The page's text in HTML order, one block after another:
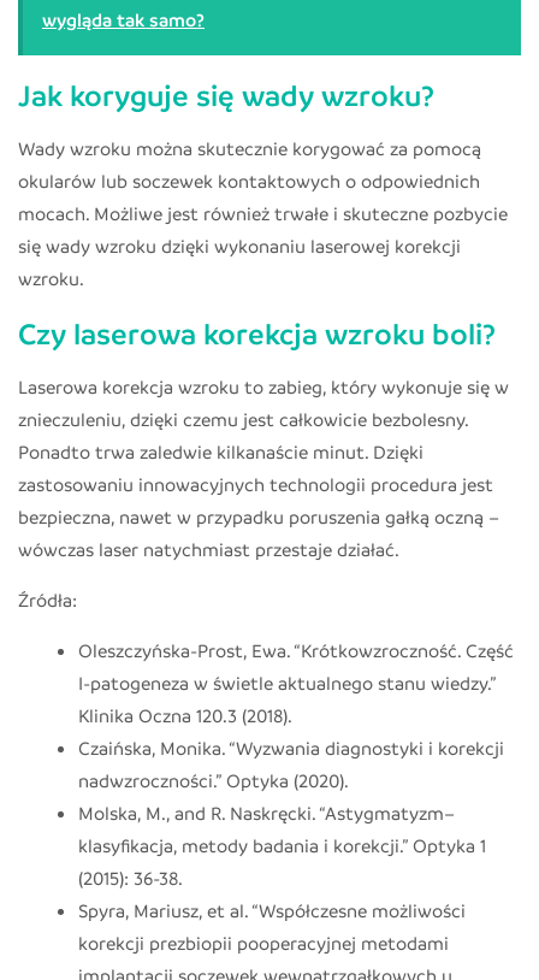
wygląda tak samo?
Jak koryguje się wady wzroku?
Wady wzroku można skutecznie korygować za pomocą
okularów lub soczewek kontaktowych o odpowiednich
mocach. Możliwe jest również trwałe i skuteczne pozbycie
się wady wzroku dzięki wykonaniu laserowej korekcji
wzroku.
Czy laserowa korekcja wzroku boli?
Laserowa korekcja wzroku to zabieg, który wykonuje się w
znieczuleniu, dzięki czemu jest całkowicie bezbolesny.
Ponadto trwa zaledwie kilkanaście minut. Dzięki
zastosowaniu innowacyjnych technologii procedura jest
bezpieczna, nawet w przypadku poruszenia gałką oczną –
wówczas laser natychmiast przestaje działać.
Źródła:
Oleszczyńska-Prost, Ewa. “Krótkowzroczność. Część
I-patogeneza w świetle aktualnego stanu wiedzy.”
Klinika Oczna 120.3 (2018).
Czaińska, Monika. “Wyzwania diagnostyki i korekcji
nadwzroczności.” Optyka (2020).
Molska, M., and R. Naskręcki. “Astygmatyzm–
klasyfikacja, metody badania i korekcji.” Optyka 1
(2015): 36-38.
Spyra, Mariusz, et al. “Współczesne możliwości
korekcji prezbiopii pooperacyjnej metodami
implantacji soczewek wewnątrzgałkowych u